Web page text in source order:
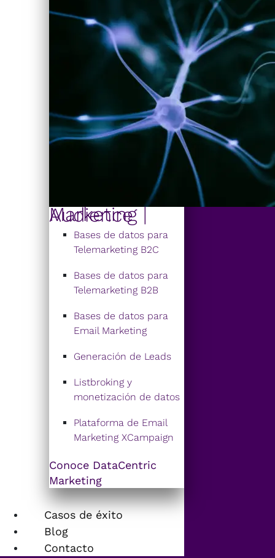
Marketing | Audience
Bases de datos para
Telemarketing B2C
Bases de datos para
Telemarketing B2B
Bases de datos para
Email Marketing
Generación de Leads
Listbroking y
monetización de datos
Plataforma de Email
Marketing XCampaign
Conoce DataCentric
Marketing
Casos de éxito
Blog
Contacto